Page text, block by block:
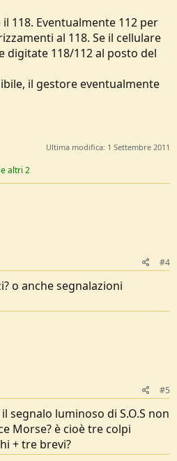
118. Eventualmente 112 per
al 118. Se il cellulare
digitate 118/112 al posto del
il gestore eventualmente
Ultima modifica: 1 Settembre 2011
e altri 2
#4
o anche segnalazioni
#5
segnalo luminoso di S.O.S non
Morse? è cioè tre colpi
+ tre brevi?